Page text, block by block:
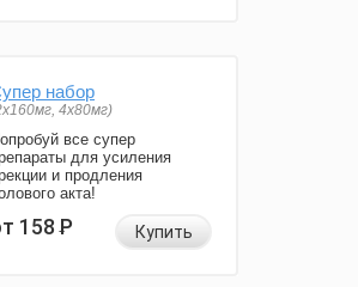
набор
4х80мг)
все супер
для усиления
и продления
акта!
158Р Купить